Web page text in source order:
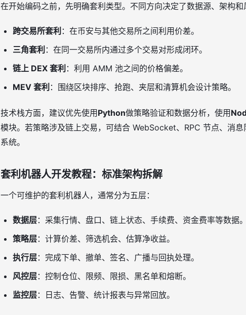
在开始编码之前，先明确套利类型。不同方向决定了数据源、架构和
跨交易所套利 ：在币安与其他交易所之间利用价差。
三角套利 ：在同一交易所内通过多个交易对形成闭环。
链上 DEX 套利 ：利用 AMM 池之间的价格偏差。
MEV 套利 ：围绕区块排序、抢跑、夹层和清算机会设计策略。
技术栈方面，建议优先使用 Python做策略验证和数据分析，使用
模块。若策略涉及链上交易，可结合 WebSocket、RPC 节点、消
系统。
套利机器人开发教程：标准架构拆解
一个可维护的套利机器人，通常分为五层：
数据层：采集行情、盘口、链上状态、手续费、资金费率等数据。
策略层：计算价差、筛选机会、估算净收益。
执行层：完成下单、撤单、签名、广播与回执处理。
风控层：控制仓位、限频、限损、黑名单和熔断。
监控层：日志、告警、统计报表与异常回放。